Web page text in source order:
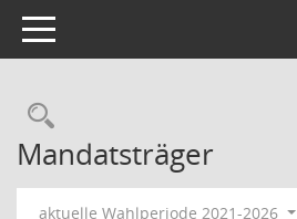
Toggle navigation
Rechercheauswahl
Mandatsträger
aktuelle Wahlperiode 2021-2026